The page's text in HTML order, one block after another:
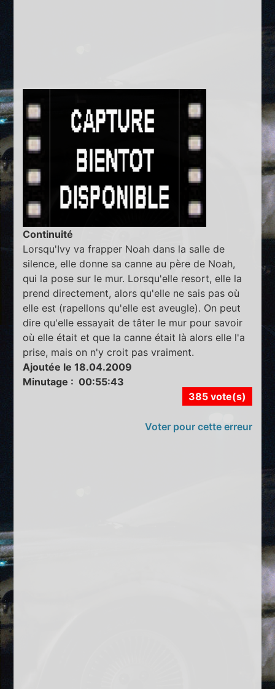
Continuité
Lorsqu'Ivy va frapper Noah dans la salle de
silence, elle donne sa canne au père de Noah,
qui la pose sur le mur. Lorsqu'elle resort, elle la
prend directement, alors qu'elle ne sais pas où
elle est (rapellons qu'elle est aveugle). On peut
dire qu'elle essayait de tâter le mur pour savoir
où elle était et que la canne était là alors elle l'a
prise, mais on n'y croit pas vraiment.
Ajoutée le 18.04.2009
Minutage : 00:55:43
385 vote(s)
Voter pour cette erreur